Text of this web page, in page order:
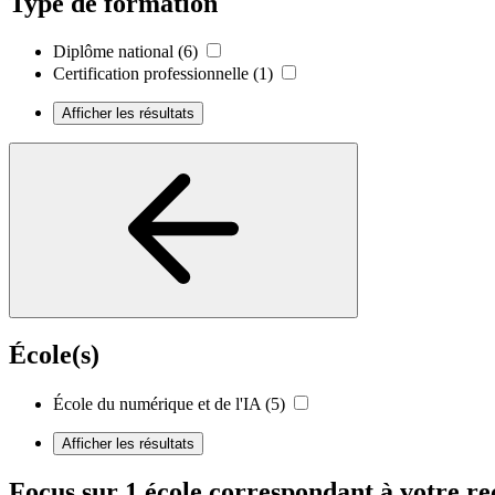
Diplôme national (6)
Certification professionnelle (1)
Afficher les résultats
École(s)
École du numérique et de l'IA (5)
Afficher les résultats